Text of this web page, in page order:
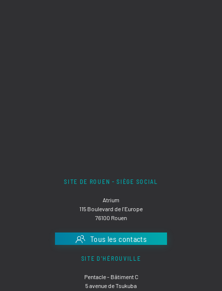
SITE DE ROUEN - SIÈGE SOCIAL
Atrium
115 Boulevard de l'Europe
76100 Rouen
Tous les contacts
SITE D'HÉROUVILLE
Pentacle - Bâtiment C
5 avenue de Tsukuba